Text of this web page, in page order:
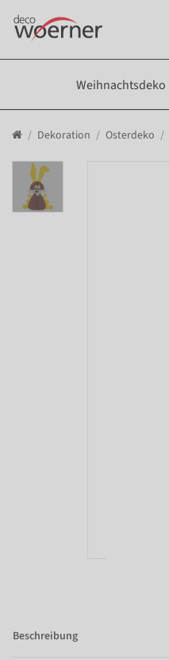
Weihnachtsdeko
Dekoration Osterdeko
Beschreibung